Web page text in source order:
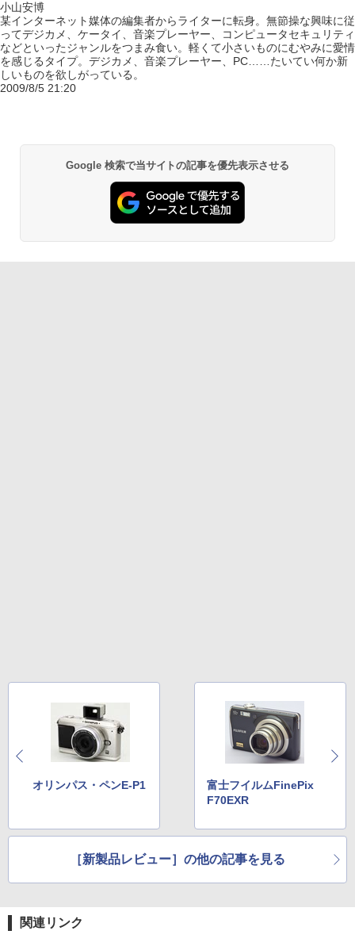
小山安博
某インターネット媒体の編集者からライターに転身。無節操な興味に従
ってデジカメ、ケータイ、音楽プレーヤー、コンピュータセキュリティ
などといったジャンルをつまみ食い。軽くて小さいものにむやみに愛情
を感じるタイプ。デジカメ、音楽プレーヤー、PC……たいてい何か新
しいものを欲しがっている。
2009/8/5 21:20
Google 検索で当サイトの記事を優先表示させる
オリンパス・ペンE-P1
富士フイルムFinePix
F70EXR
［新製品レビュー］の他の記事を見る
関連リンク